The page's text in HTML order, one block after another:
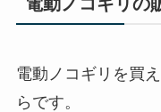
電動ノコギリを買
らです。